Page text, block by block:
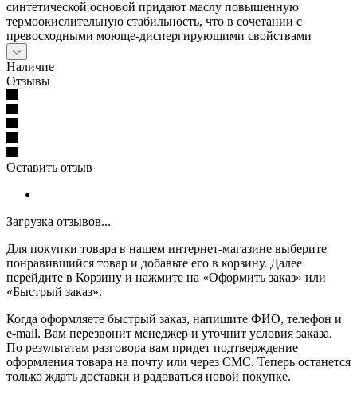
синтетической основой придают маслу повышенную
термоокислительную стабильность, что в сочетании с
превосходными моюще-диспергирующими свойствами
Наличие
Отзывы
Оставить отзыв
Загрузка отзывов...
Для покупки товара в нашем интернет-магазине выберите
понравившийся товар и добавьте его в корзину. Далее
перейдите в Корзину и нажмите на «Оформить заказ» или
«Быстрый заказ».
Когда оформляете быстрый заказ, напишите ФИО, телефон и
e-mail. Вам перезвонит менеджер и уточнит условия заказа.
По результатам разговора вам придет подтверждение
оформления товара на почту или через СМС. Теперь останется
только ждать доставки и радоваться новой покупке.